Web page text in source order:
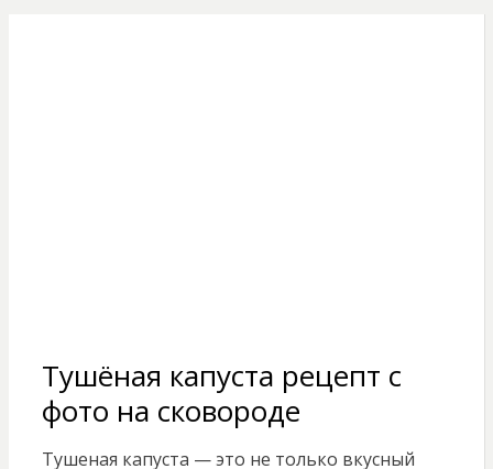
Тушёная капуста рецепт с
фото на сковороде
Тушеная капуста — это не только вкусный